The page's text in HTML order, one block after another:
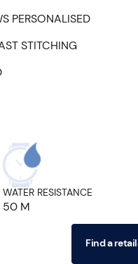
PERSONALISED
STITCHING
WATER RESISTANCE
50 M
Find a